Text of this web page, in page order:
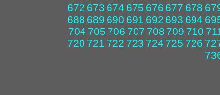
672 673 674 675 676 677 678
688 689 690 691 692 693 694
704 705 706 707 708 709 710
720 721 722 723 724 725 726